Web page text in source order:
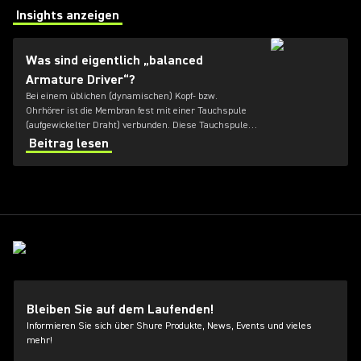
Insights anzeigen
(Opens in a new tab)
Was sind eigentlich „balanced
Armature Driver“?
Bei einem üblichen (dynamischen) Kopf- bzw.
Ohrhörer ist die Membran fest mit einer Tauchspule
(aufgewickelter Draht) verbunden. Diese Tauchspule
befindet sich in einem Magnetfeld. Fließt nun ein
(Wechsel-)Strom durch die Tauchspule, so beginnt
diese – und damit auch die Membran – zu schwingen,
Beitrag lesen
Bleiben Sie auf dem Laufenden!
Informieren Sie sich über Shure Produkte, News, Events und vieles
mehr!